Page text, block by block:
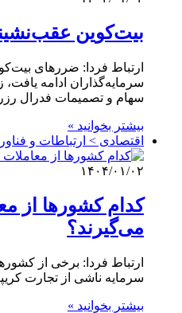
بیت‌کوین
ارتباط فردا: ضررهای
سرمایه‌گذاران ادامه یافت،
سهام و تصمیمات فدرال
بیشتر بخوانید »
اقتصادی > ارتباطات و
۱۴۰۴/۰۱/۰۲
کدام کشورها از
می‌گیرند؟
ارتباط فردا: برخی از
سرمایه ناشی از تجارت
بیشتر بخوانید »